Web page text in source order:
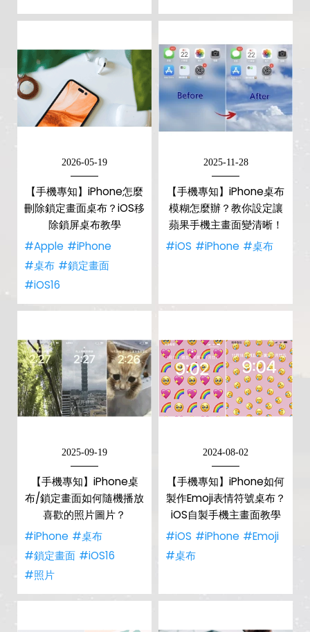
2026-05-19
【手機專知】iPhone怎麼
刪除鎖定畫面桌布？iOS移
除鎖屏桌布教學
#Apple #iPhone
#桌布 #鎖定畫面
#iOS16
2025-11-28
【手機專知】iPhone桌布
模糊怎麼辦？教你設定讓
蘋果手機主畫面變清晰！
#iOS #iPhone #桌布
2025-09-19
【手機專知】iPhone桌
布/鎖定畫面如何隨機播放
喜歡的照片圖片？
#iPhone #桌布
#鎖定畫面 #iOS16
#照片
2024-08-02
【手機專知】iPhone如何
製作Emoji表情符號桌布？
iOS自製手機主畫面教學
#iOS #iPhone #Emoji
#桌布